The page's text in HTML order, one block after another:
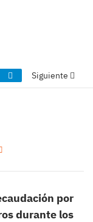
Siguiente
por
durante los